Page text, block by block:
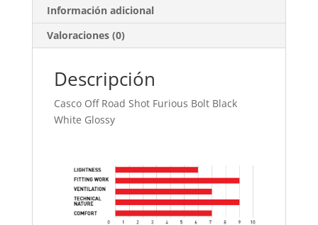
Información adicional
Valoraciones (0)
Descripción
Casco Off Road Shot Furious Bolt Black
White Glossy